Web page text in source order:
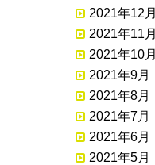
2021年12月
2021年11月
2021年10月
2021年9月
2021年8月
2021年7月
2021年6月
2021年5月